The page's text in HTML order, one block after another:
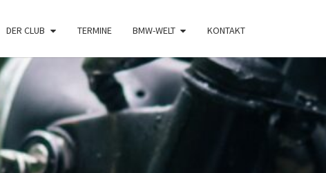
DER CLUB TERMINE BMW-WELT KONTAKT